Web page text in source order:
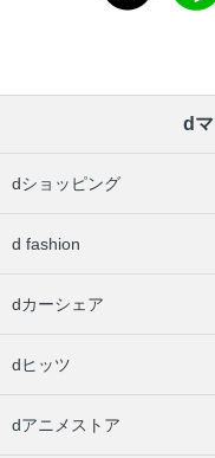
d
dショッピング
d fashion
dカーシェア
dヒッツ
dアニメストア